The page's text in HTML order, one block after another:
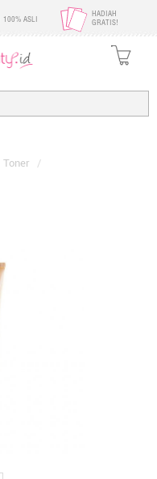
100% ASLI
HADIAH
GRATIS!
Toner
/